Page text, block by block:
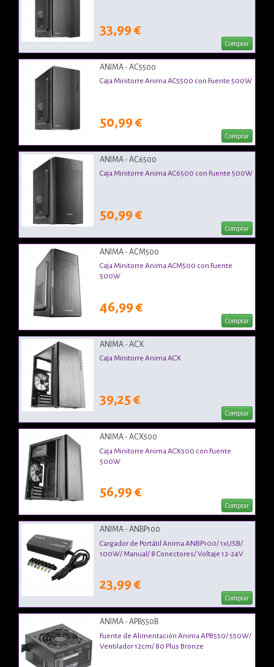
33,99 €
Comprar
ANIMA - AC5500
Caja Minitorre Anima AC5500 con Fuente 500W
50,99 €
Comprar
ANIMA - AC6500
Caja Minitorre Anima AC6500 con Fuente 500W
50,99 €
Comprar
ANIMA - ACM500
Caja Minitorre Anima ACM500 con Fuente
500W
46,99 €
Comprar
ANIMA - ACX
Caja Minitorre Anima ACX
39,25 €
Comprar
ANIMA - ACX500
Caja Minitorre Anima ACX500 con Fuente
500W
56,99 €
Comprar
ANIMA - ANBP100
Cargador de Portátil Anima ANBP100/ 1xUSB/
100W/ Manual/ 8 Conectores/ Voltaje 12-24V
23,99 €
Comprar
ANIMA - APB550B
Fuente de Alimentación Anima APB550/ 550W/
Ventilador 12cm/ 80 Plus Bronze